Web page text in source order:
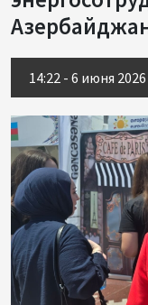
14:22 - 6 июня 2026